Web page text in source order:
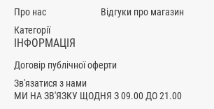
МИ НА ЗВ'ЯЗКУ ЩОДНЯ З 09.00 ДО 21.00
Про нас
Категорії
Відгуки про магазин
ІНФОРМАЦІЯ
Договір публічної оферти
Зв'язатися з нами